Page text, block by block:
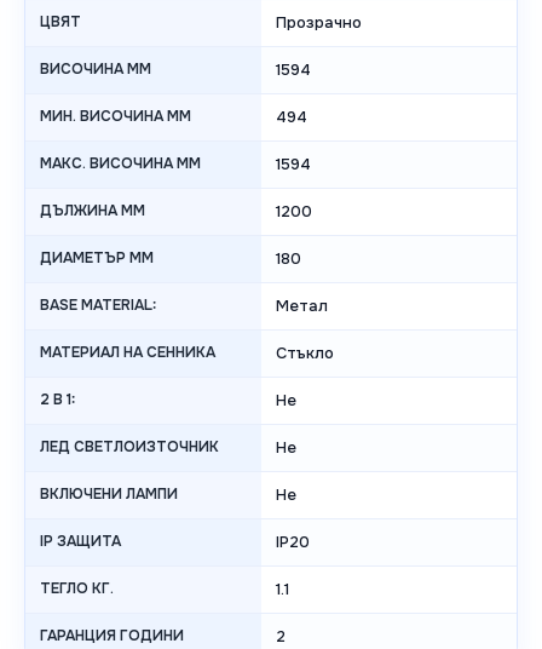
ЦВЯТ Прозрачно
ВИСОЧИНА MM 1594
МИН. ВИСОЧИНА MM 494
МАКС. ВИСОЧИНА MM 1594
ДЪЛЖИНА MM 1200
ДИАМЕТЪР MM 180
BASE MATERIAL: Метал
МАТЕРИАЛ НА СЕННИКА Стъкло
2 В 1: Не
ЛЕД СВЕТЛОИЗТОЧНИК Не
ВКЛЮЧЕНИ ЛАМПИ Не
IP ЗАЩИТА IP20
ТЕГЛО КГ. 1.1
ГАРАНЦИЯ ГОДИНИ 2